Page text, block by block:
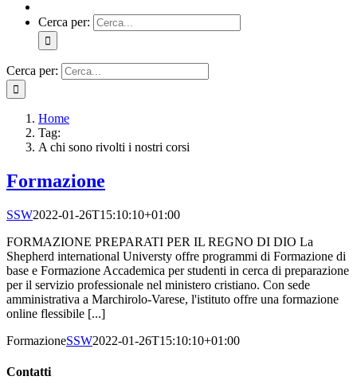
Cerca per:
Cerca per:
Home
Tag:
A chi sono rivolti i nostri corsi
Formazione
SSW2022-01-26T15:10:10+01:00
FORMAZIONE PREPARATI PER IL REGNO DI DIO La
Shepherd international Universty offre programmi di Formazione di
base e Formazione Accademica per studenti in cerca di preparazione
per il servizio professionale nel ministero cristiano. Con sede
amministrativa a Marchirolo-Varese, l'istituto offre una formazione
online flessibile [...]
FormazioneSSW2022-01-26T15:10:10+01:00
Contatti